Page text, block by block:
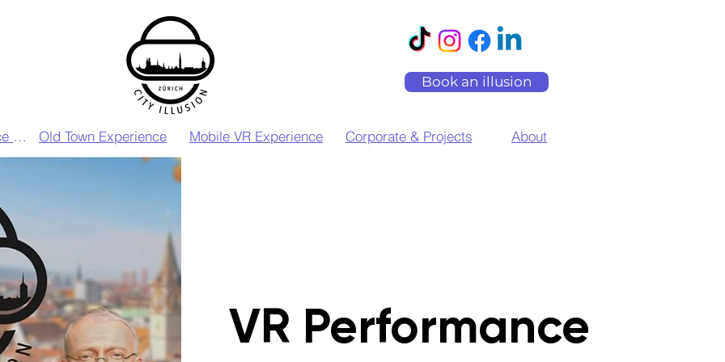
VIP VR Experience Zurich
Book an illusion
Old Town Experience Mobile VR Experience Corporate & Projects About
VR Performance